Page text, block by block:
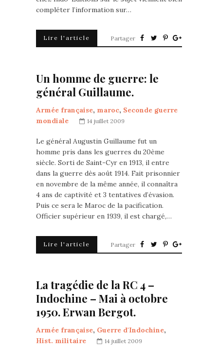
compléter l’information sur…
Lire l'article Partager
Un homme de guerre: le
général Guillaume.
Armée française, maroc, Seconde guerre
mondiale
14 juillet 2009
Le général Augustin Guillaume fut un
homme pris dans les guerres du 20ème
siècle. Sorti de Saint-Cyr en 1913, il entre
dans la guerre dès août 1914. Fait prisonnier
en novembre de la même année, il connaîtra
4 ans de captivité et 3 tentatives d’évasion.
Puis ce sera le Maroc de la pacification.
Officier supérieur en 1939, il est chargé,…
Lire l'article Partager
La tragédie de la RC 4 –
Indochine – Mai à octobre
1950. Erwan Bergot.
Armée française, Guerre d'Indochine,
Hist. militaire
14 juillet 2009